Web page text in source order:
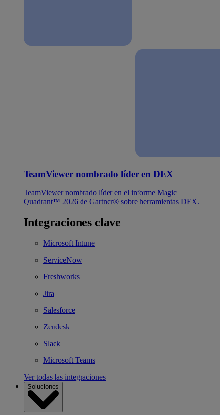
TeamViewer nombrado líder en DEX
TeamViewer nombrado líder en el informe Magic
Quadrant™ 2026 de Gartner® sobre herramientas DEX.
Integraciones clave
Microsoft Intune
ServiceNow
Freshworks
Jira
Salesforce
Zendesk
Slack
Microsoft Teams
Ver todas las integraciones
Soluciones